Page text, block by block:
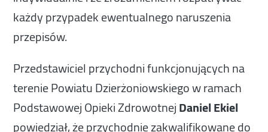
każdy przypadek ewentualnego naruszenia
przepisów.
Przedstawiciel przychodni funkcjonujących na
terenie Powiatu Dzierżoniowskiego w ramach
Podstawowej Opieki ZdrowotnejDaniel Ekiel
powiedział, że przychodnie zakwalifikowane do